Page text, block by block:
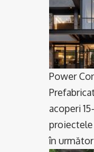
Power
acoperi
în